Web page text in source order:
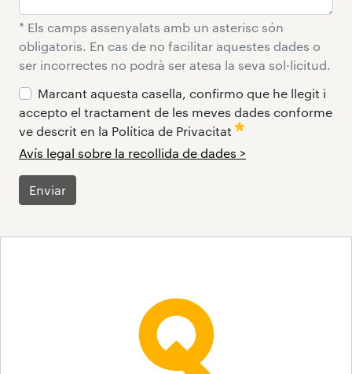
:
0 / 65000
* Els camps assenyalats amb un asterisc són
obligatoris. En cas de no facilitar aquestes dades o
ser incorrectes no podrà ser atesa la seva sol·licitud.
Marcant aquesta casella, confirmo que he llegit i
accepto el tractament de les meves dades conforme
ve descrit en la Política de Privacitat
Avís legal sobre la recollida de dades >
:
0/ 280
:
0/ 280
:
0/ 280
:
0/ 65000
Enviar